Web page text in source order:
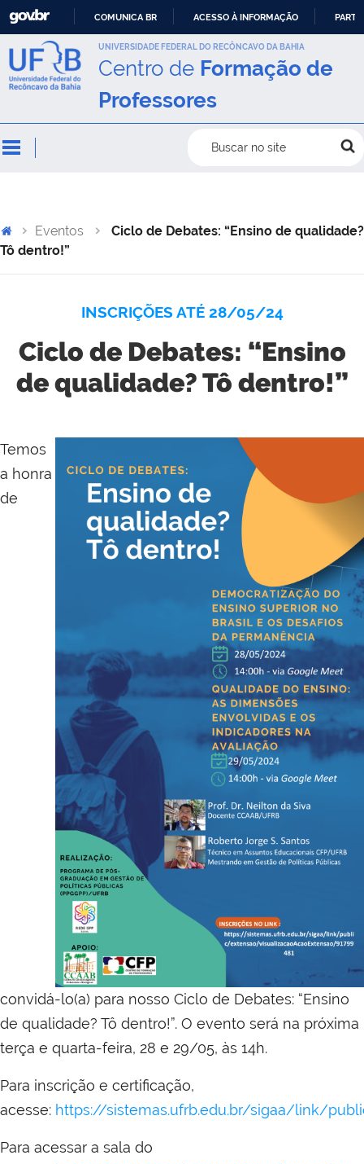
IR
PARA
CONTEÚDO
COMUNICA BR ACESSO À INFORMAÇÃO
UNIVERSIDADE FEDERAL DO RECÔNCAVO DA BAHIA
Centro de Formação de
Professores
Buscar no site
Eventos
Ciclo de Debates: “Ensino de qualidade?
Tô dentro!”
INSCRIÇÕES ATÉ 28/05/24
Ciclo de Debates: “Ensino
de qualidade? Tô dentro!”
Temos
a honra
de
convidá-lo(a) para nosso Ciclo de Debates: “Ensino
de qualidade? Tô dentro!”. O evento será na próxima
terça e quarta-feira, 28 e 29/05, às 14h.
Para inscrição e certificação,
acesse: https://sistemas.ufrb.edu.br/sigaa/link/
Para acessar a sala do